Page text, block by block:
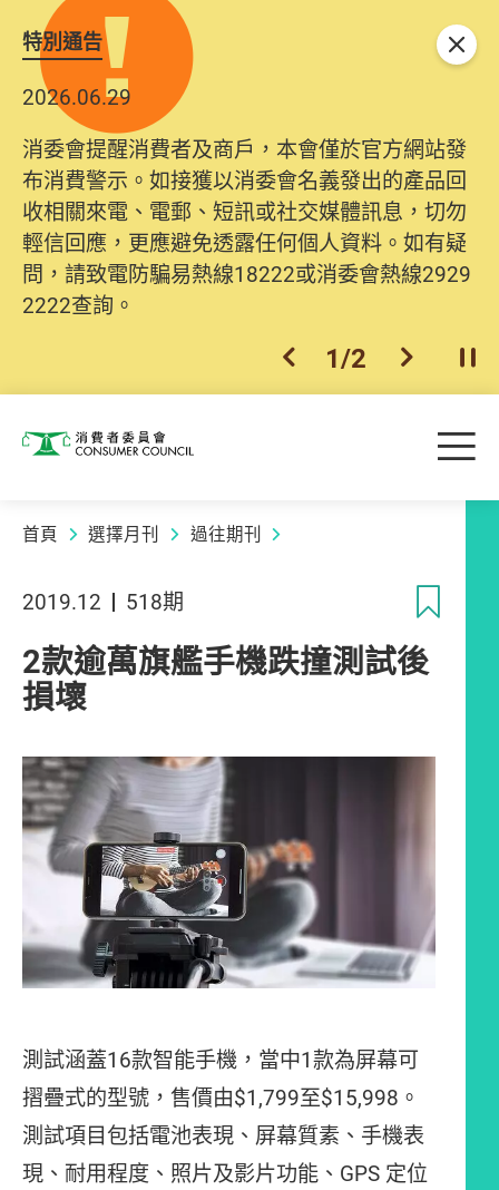
特別通告
2026.06.29
消委會提醒消費者及商戶，本會僅於官方網站發
布消費警示。如接獲以消委會名義發出的產品回
收相關來電、電郵、短訊或社交媒體訊息，切勿
輕信回應，更應避免透露任何個人資料。如有疑
問，請致電防騙易熱線18222或消委會熱線2929
2222查詢。
上一個
1/2 下一個開
關閉
消費者委員會 目
首頁 選擇月刊 過往期刊
2019.12 518期
2款逾萬旗艦手機跌撞測試後
損壞
測試涵蓋16款智能手機，當中1款為屏幕可
摺疊式的型號，售價由$1,799至$15,998。
測試項目包括電池表現、屏幕質素、手機表
現、耐用程度、照片及影片功能、GPS 定位